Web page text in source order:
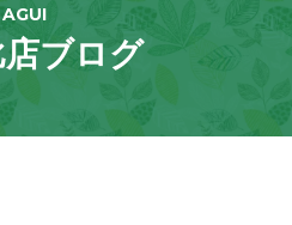
AGUI
店ブログ